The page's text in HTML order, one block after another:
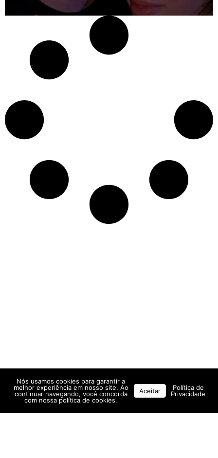
Nós usamos cookies para garantir a
melhor experiência em nosso site. Ao
continuar navegando, você concorda
com nossa política de cookies.
Aceitar
Política de
Privacidade